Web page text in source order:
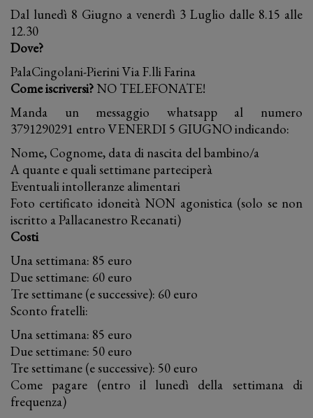
Dal lunedì 8 Giugno a venerdì 3 Luglio dalle 8.15 alle
12.30
Dove?
PalaCingolani-Pierini Via F.lli Farina
Come iscriversi?NO TELEFONATE!
Manda un messaggio whatsapp al numero
3791290291 entro VENERDI 5 GIUGNO indicando:
Nome, Cognome, data di nascita del bambino/a
A quante e quali settimane parteciperà
Eventuali intolleranze alimentari
Foto certificato idoneità NON agonistica (solo se non
iscritto a Pallacanestro Recanati)
Costi
Una settimana: 85 euro
Due settimane: 60 euro
Tre settimane (e successive): 60 euro
Sconto fratelli:
Una settimana: 85 euro
Due settimane: 50 euro
Tre settimane (e successive): 50 euro
Come pagare (entro il lunedì della settimana di
frequenza)